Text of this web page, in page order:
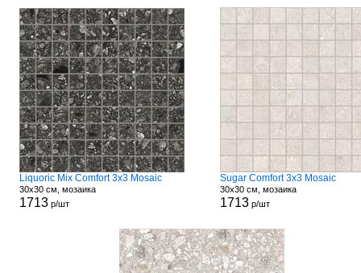
Liquoric Mix Comfort 3x3 Mosaic
30x30 см, мозаика
1713р/шт
Sugar Comfort 3x3 Mosaic
30x30 см, мозаика
1713р/шт